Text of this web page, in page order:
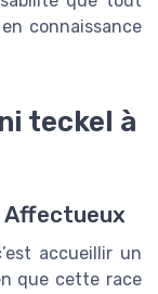
connaissance
teckel à
Affectueux
accueillir un
que cette race